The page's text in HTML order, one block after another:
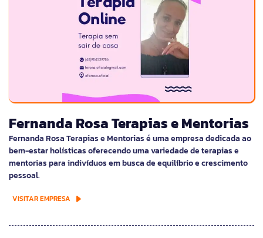
Fernanda Rosa Terapias e Mentorias
Fernanda Rosa Terapias e Mentorias é uma empresa dedicada ao
bem-estar holísticas oferecendo uma variedade de terapias e
mentorias para indivíduos em busca de equilíbrio e crescimento
pessoal.
VISITAR EMPRESA